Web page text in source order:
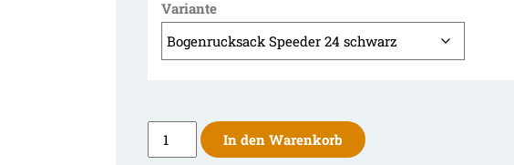
Variante
EXE
Bogenrucksack
In den Warenkorb